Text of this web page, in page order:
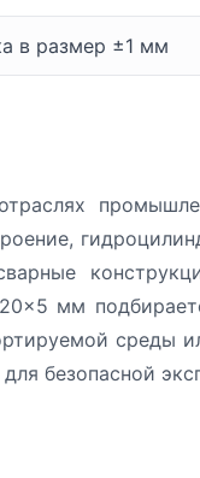
в размер ±1 мм
мм
среды
безопасной